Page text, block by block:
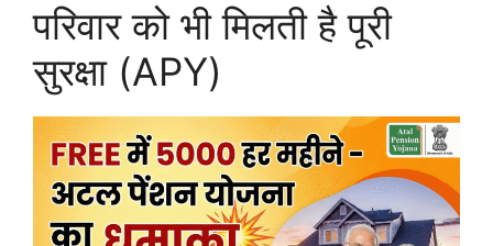
परिवार को भी मिलती है पूरी
सुरक्षा (APY)